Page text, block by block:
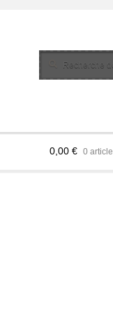
Recherche
Recherche
0,00 € 0 article